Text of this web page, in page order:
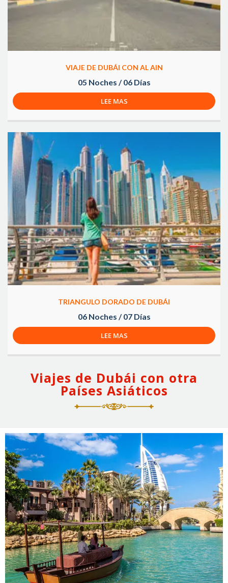
VIAJE DE DUBÁI CON AL AIN
05 Noches / 06 Días
LEE MAS
TRIANGULO DORADO DE DUBÁI
06 Noches / 07 Días
LEE MAS
Viajes de Dubái con otra
Países Asiáticos